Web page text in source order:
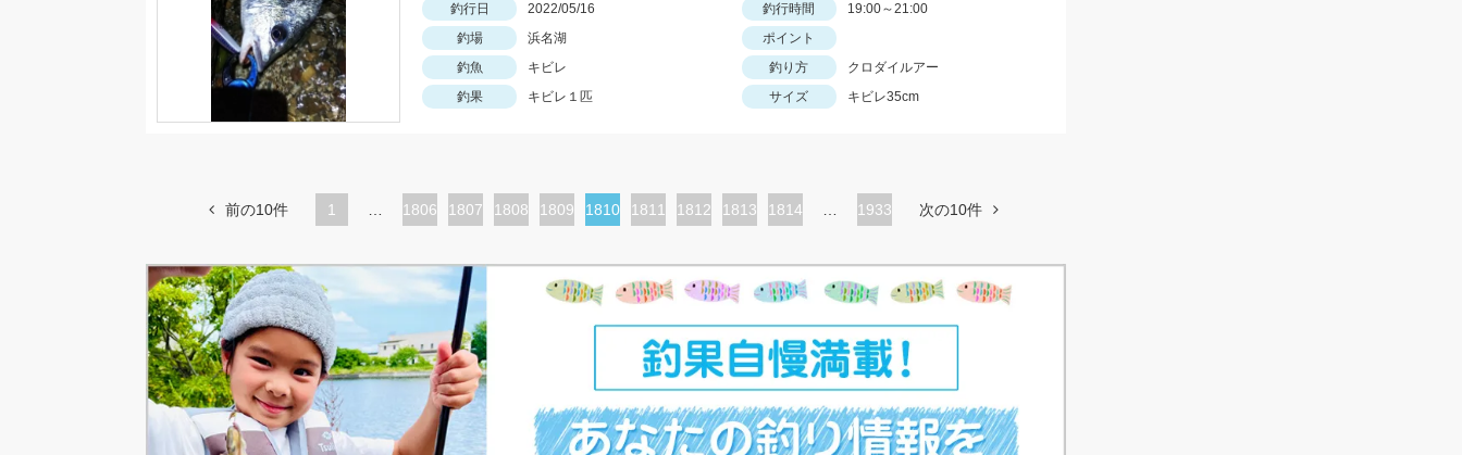
釣行日 2022/05/16 釣行時間
19:00～21:00
釣場
浜名湖
ポイント
釣魚
キビレ 釣り方
クロダイルアー
釣果
キビレ１匹 サイズ キビレ35cm
前の10件 1
ペ
1806
ペ
ジ
1807
ペ
1808
ペ
1809
カ
ト
ジ
1810
ペ
1811
ペ
1812
ペ
1813
ペ
1814 1933 次の10件